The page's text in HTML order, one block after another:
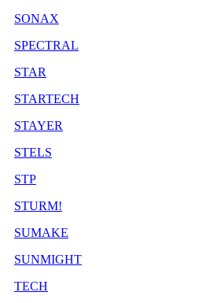
SONAX
SPECTRAL
STAR
STARTECH
STAYER
STELS
STP
STURM!
SUMAKE
SUNMIGHT
TECH